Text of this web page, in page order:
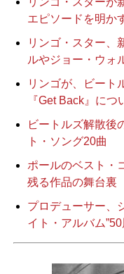
エピソードを明か
リンゴ・スター、
ルやジョー・ウォ
リンゴが、ビート
『Get Back』につ
ビートルズ解散後
ト・ソング20曲
ポールのベスト・
残る作品の舞台裏
プロデューサー、
イト・アルバム